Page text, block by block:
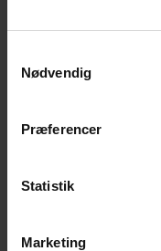
Nødvendig
Præferencer
Statistik
Marketing